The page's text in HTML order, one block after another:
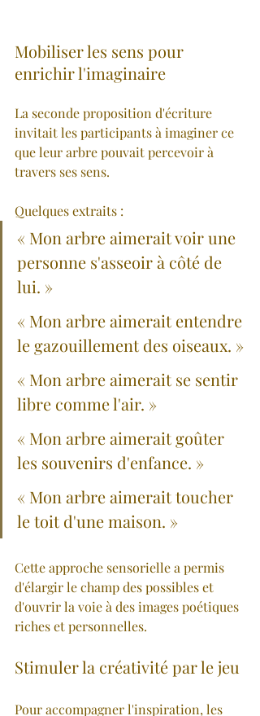
Mobiliser les sens pour
enrichir l'imaginaire
La seconde proposition d'écriture
invitait les participants à imaginer ce
que leur arbre pouvait percevoir à
travers ses sens.
Quelques extraits :
« Mon arbre aimerait voir une
personne s'asseoir à côté de
lui. »
« Mon arbre aimerait entendre
le gazouillement des oiseaux. »
« Mon arbre aimerait se sentir
libre comme l'air. »
« Mon arbre aimerait goûter
les souvenirs d'enfance. »
« Mon arbre aimerait toucher
le toit d'une maison. »
Cette approche sensorielle a permis
d'élargir le champ des possibles et
d'ouvrir la voie à des images poétiques
riches et personnelles.
Stimuler la créativité par le jeu
Pour accompagner l'inspiration, les